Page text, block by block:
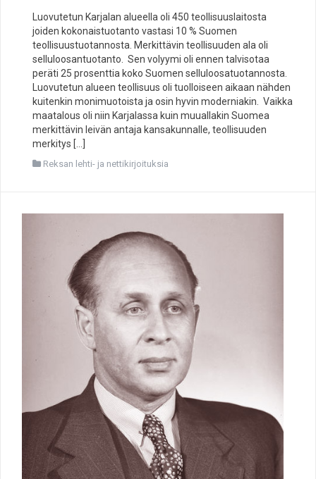
Luovutetun Karjalan alueella oli 450 teollisuuslaitosta
joiden kokonaistuotanto vastasi 10 % Suomen
teollisuustuotannosta. Merkittävin teollisuuden ala oli
selluloosantuotanto. Sen volyymi oli ennen talvisotaa
peräti 25 prosenttia koko Suomen selluloosatuotannosta.
Luovutetun alueen teollisuus oli tuolloiseen aikaan nähden
kuitenkin monimuotoista ja osin hyvin moderniakin. Vaikka
maatalous oli niin Karjalassa kuin muuallakin Suomea
merkittävin leivän antaja kansakunnalle, teollisuuden
merkitys […]
Reksan lehti- ja nettikirjoituksia